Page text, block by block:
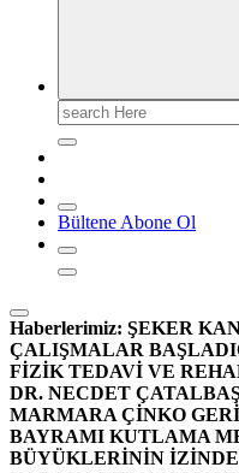
Search
for:
Bültene Abone Ol
Haberlerimiz: ŞEKER
ÇALIŞMALAR BAŞLADI
FİZİK TEDAVİ VE
DR. NECDET
MARMARA ÇİNKO
BAYRAMI KUTLAMA
BÜYÜKLERİNİN İZİNDE